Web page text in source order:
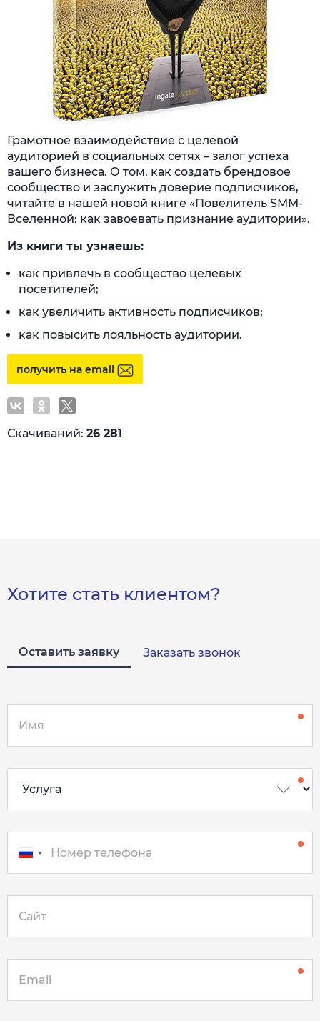
Грамотное взаимодействие с целевой
аудиторией в социальных сетях – залог успеха
вашего бизнеса. О том, как создать брендовое
сообщество и заслужить доверие подписчиков,
читайте в нашей новой книге «Повелитель SMM-
Вселенной: как завоевать признание аудитории».
Из книги ты узнаешь:
как привлечь в сообщество целевых
посетителей;
как увеличить активность подписчиков;
как повысить лояльность аудитории.
получить на email
Скачиваний: 26 281
Хотите стать клиентом?
Оставить заявку Заказать звонок